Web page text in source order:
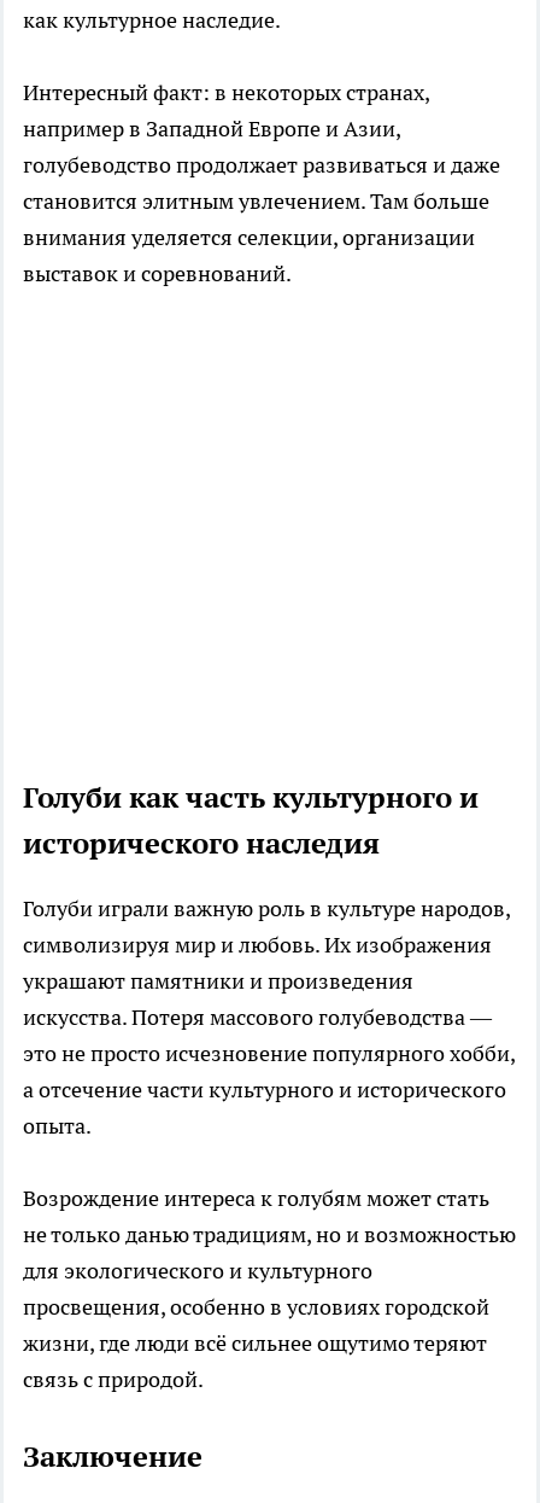
как культурное наследие.
Интересный факт: в некоторых странах,
например в Западной Европе и Азии,
голубеводство продолжает развиваться и даже
становится элитным увлечением. Там больше
внимания уделяется селекции, организации
выставок и соревнований.
Голуби как часть культурного и
исторического наследия
Голуби играли важную роль в культуре народов,
символизируя мир и любовь. Их изображения
украшают памятники и произведения
искусства. Потеря массового голубеводства —
это не просто исчезновение популярного хобби,
а отсечение части культурного и исторического
опыта.
Возрождение интереса к голубям может стать
не только данью традициям, но и возможностью
для экологического и культурного
просвещения, особенно в условиях городской
жизни, где люди всё сильнее ощутимо теряют
связь с природой.
Заключение